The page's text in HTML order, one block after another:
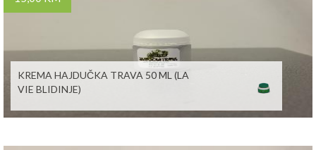
KREMA HAJDUČKA TRAVA 50 ML (LA
VIE BLIDINJE)